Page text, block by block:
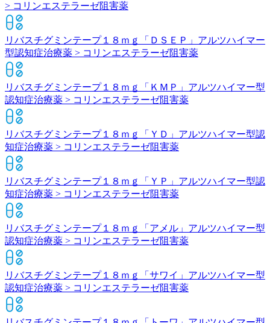
> コリンエステラーゼ阻害薬
リバスチグミンテープ１８ｍｇ「ＤＳＥＰ」 アルツハイマー
型認知症治療薬 > コリンエステラーゼ阻害薬
リバスチグミンテープ１８ｍｇ「ＫＭＰ」 アルツハイマー型
認知症治療薬 > コリンエステラーゼ阻害薬
リバスチグミンテープ１８ｍｇ「ＹＤ」 アルツハイマー型認
知症治療薬 > コリンエステラーゼ阻害薬
リバスチグミンテープ１８ｍｇ「ＹＰ」 アルツハイマー型認
知症治療薬 > コリンエステラーゼ阻害薬
リバスチグミンテープ１８ｍｇ「アメル」 アルツハイマー型
認知症治療薬 > コリンエステラーゼ阻害薬
リバスチグミンテープ１８ｍｇ「サワイ」 アルツハイマー型
認知症治療薬 > コリンエステラーゼ阻害薬